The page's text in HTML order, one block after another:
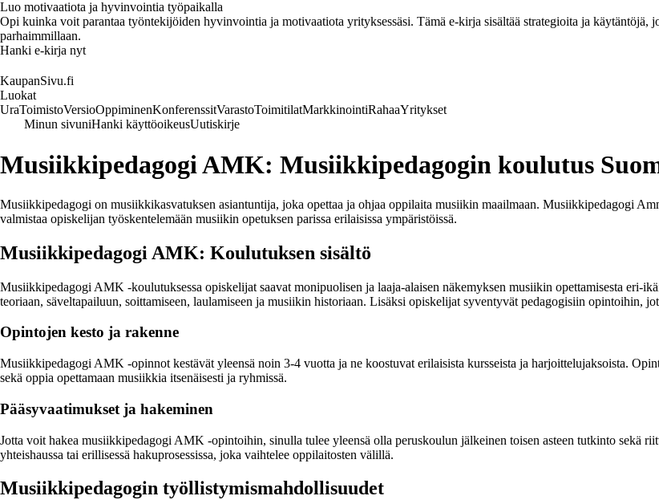
Luo motivaatiota ja hyvinvointia työpaikalla
Opi kuinka voit parantaa työntekijöiden hyvinvointia ja motivaatiota yrityksessäsi. Tämä e-kirja sisältää strategioita ja
parhaimmillaan.
Hanki e-kirja nyt
KaupanSivu.fi
Luokat
UraToimistoVersioOppiminenKonferenssitVarastoToimitilatMarkkinointiRahaaYritykset
Minun sivuniHanki käyttöoikeusUutiskirje
Musiikkipedagogi AMK: Musiikkipedagogin koulutus
Musiikkipedagogi on musiikkikasvatuksen asiantuntija, joka opettaa ja ohjaa oppilaita musiikin maailmaan. Musiikkipedagogi
valmistaa opiskelijan työskentelemään musiikin opetuksen parissa erilaisissa ympäristöissä.
Musiikkipedagogi AMK: Koulutuksen sisältö
Musiikkipedagogi AMK -koulutuksessa opiskelijat saavat monipuolisen ja laaja-alaisen näkemyksen musiikin opettamisesta eri-
teoriaan, säveltapailuun, soittamiseen, laulamiseen ja musiikin historiaan. Lisäksi opiskelijat syventyvät pedagogisiin opintoihin,
Opintojen kesto ja rakenne
Musiikkipedagogi AMK -opinnot kestävät yleensä noin 3-4 vuotta ja ne koostuvat erilaisista kursseista ja harjoittelujaksoista.
sekä oppia opettamaan musiikkia itsenäisesti ja ryhmissä.
Pääsyvaatimukset ja hakeminen
Jotta voit hakea musiikkipedagogi AMK -opintoihin, sinulla tulee yleensä olla peruskoulun jälkeinen toisen asteen tutkinto sekä
yhteishaussa tai erillisessä hakuprosessissa, joka vaihtelee oppilaitosten välillä.
Musiikkipedagogin työllistymismahdollisuudet